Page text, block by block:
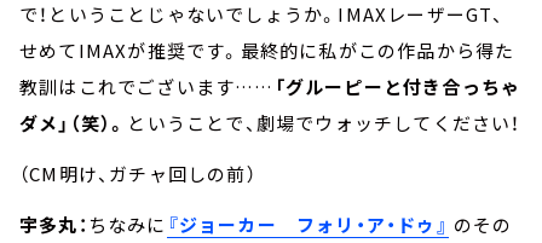
で！ということじゃないでしょうか。IMAXレーザーGT、
せめてIMAXが推奨です。最終的に私がこの作品から得た
教訓はこれでございます…… 「グルーピーと付き合っちゃ
ダメ」（笑）。 ということで、劇場でウォッチしてください！
（CM明け、ガチャ回しの前）
宇多丸： ちなみに 『ジョーカー フォリ・ア・ドゥ』 のその